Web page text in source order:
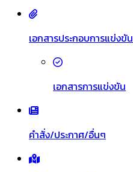
เอกสารประกอบการแข่งขัน
เอกสารการแข่งขัน
คำสั่ง/ประกาศ/อื่นๆ